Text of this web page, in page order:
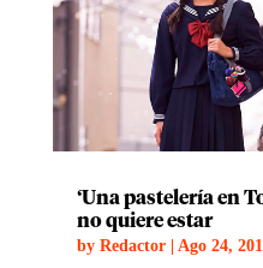
‘Una pastelería en
no quiere estar
by Redactor| Ago 24,